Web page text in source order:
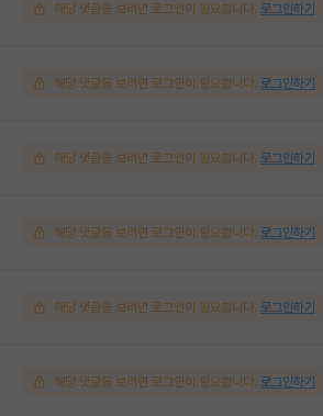
해당 댓글을 보려면 로그인이 필요합니다. 로그인하기
해당 댓글을 보려면 로그인이 필요합니다. 로그인하기
해당 댓글을 보려면 로그인이 필요합니다. 로그인하기
해당 댓글을 보려면 로그인이 필요합니다. 로그인하기
해당 댓글을 보려면 로그인이 필요합니다. 로그인하기
해당 댓글을 보려면 로그인이 필요합니다. 로그인하기